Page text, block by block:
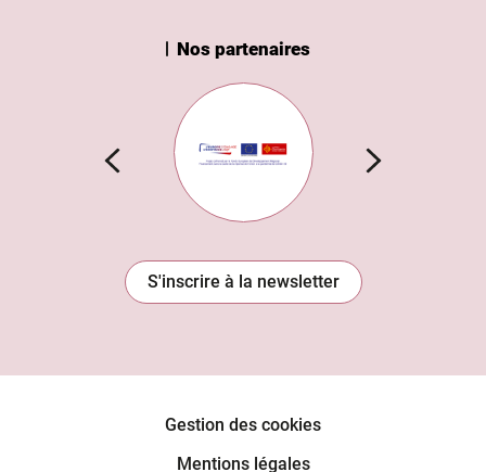
Nos partenaires
Subvention européenne
S'inscrire à la newsletter
Gestion des cookies
Mentions légales